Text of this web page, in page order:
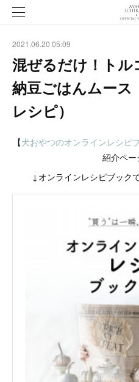
2021.06.20 05:09
混ぜるだけ！トル
納豆ごはんムース
レシピ）
【犬おやつのオンラインレシピ
紹介ペー
↓オンラインレシピブック